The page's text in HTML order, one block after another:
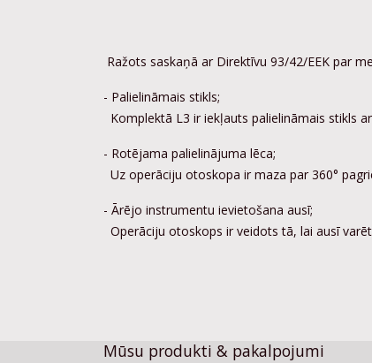
Ražots saskaņā ar Direktīvu 93/42/EEK par
- Palielināmais stikls;
Komplektā L3 ir iekļauts palielināmais stikls
- Rotējama palielinājuma lēca;
Uz operāciju otoskopa ir maza par 360°
- Ārējo instrumentu ievietošana ausī;
Operāciju otoskops ir veidots tā, lai ausī
Mūsu produkti & pakalpojumi